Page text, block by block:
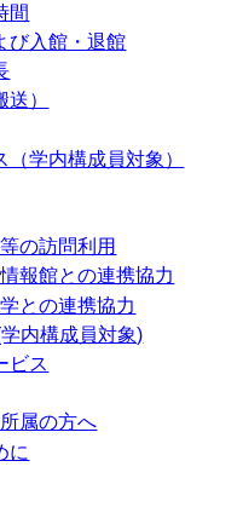
間
び入館・退館
）
学内構成員対象）
の訪問利用
報館との連携協力
との連携協力
内構成員対象)
ビス
属の方へ
に